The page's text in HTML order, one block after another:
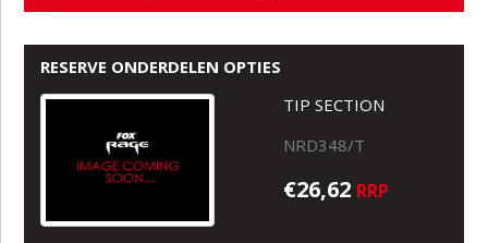
RESERVE ONDERDELEN OPTIES
TIP SECTION
NRD348/T
€26,62 RRP